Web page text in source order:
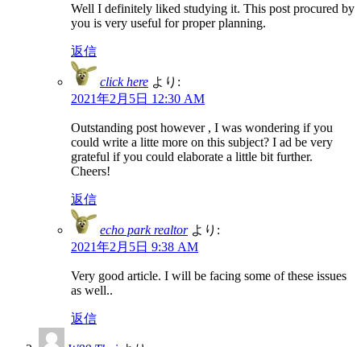
Well I definitely liked studying it. This post procured by
you is very useful for proper planning.
返信
click here より:
2021年2月5日 12:30 AM
Outstanding post however , I was wondering if you
could write a litte more on this subject? I ad be very
grateful if you could elaborate a little bit further.
Cheers!
返信
echo park realtor より:
2021年2月5日 9:38 AM
Very good article. I will be facing some of these issues
as well..
返信